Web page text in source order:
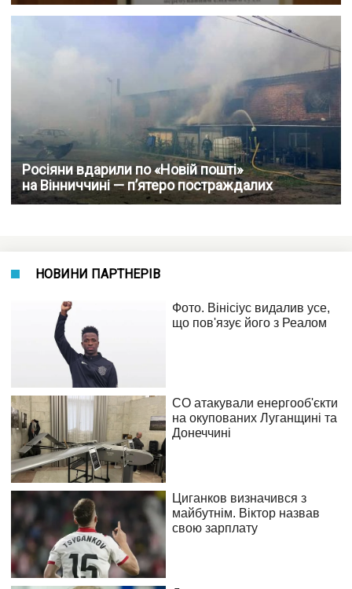
Росіяни вдарили по «Новій пошті»
на Вінниччині — п’ятеро постраждалих
НОВИНИ ПАРТНЕРІВ